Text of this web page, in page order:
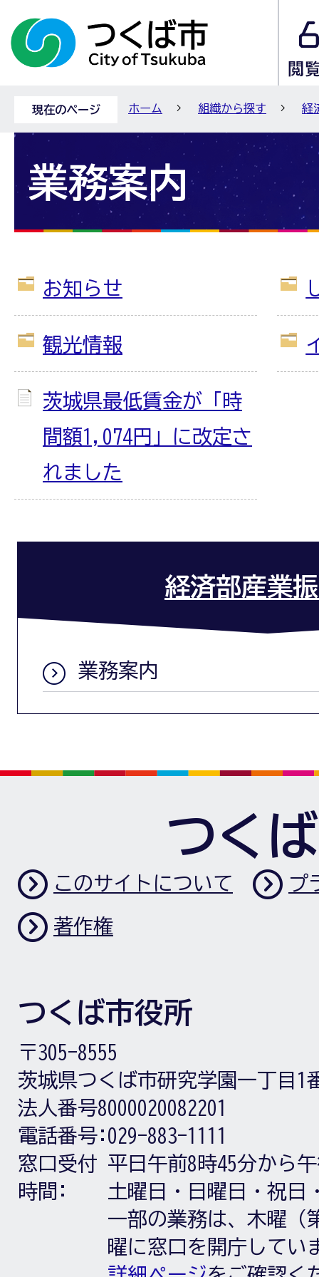
現在のページ ホーム 組織から探す 経
業務案内
お知らせ
観光情報
茨城県最低賃金が「時
間額1,074円」に改定さ
れました
経済部産業
業務案内
つく
このサイトについて プ
著作権
つくば市役所
〒305-8555
茨城県つくば市研究学園一丁目1
法人番号8000020082201
電話番号: 029-883-1111
窓口受付
時間:
平日午前8時45分から
土曜日・日曜日・祝日
一部の業務は、木曜（
曜に窓口を開庁してい